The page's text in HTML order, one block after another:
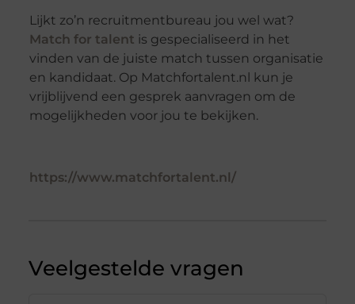
Lijkt zo’n recruitmentbureau jou wel wat?
Match for talent is gespecialiseerd in het
vinden van de juiste match tussen organisatie
en kandidaat. Op Matchfortalent.nl kun je
vrijblijvend een gesprek aanvragen om de
mogelijkheden voor jou te bekijken.
https://www.matchfortalent.nl/
Veelgestelde vragen